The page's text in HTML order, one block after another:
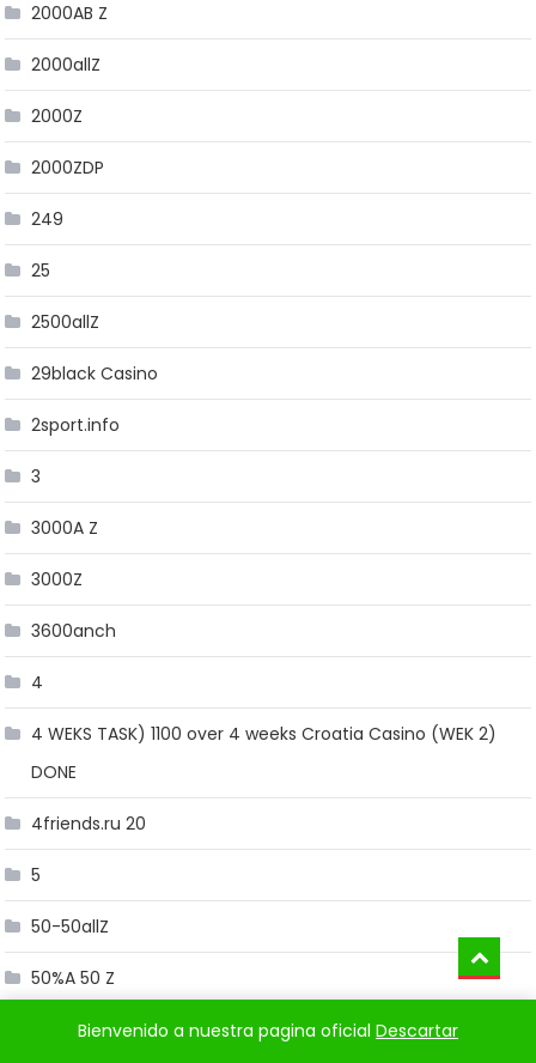
2000AB Z
2000allZ
2000Z
2000ZDP
249
25
2500allZ
29black Casino
2sport.info
3
3000A Z
3000Z
3600anch
4
4 WEKS TASK) 1100 over 4 weeks Croatia Casino (WEK 2)
DONE
4friends.ru 20
5
50-50allZ
50%A 50 Z
50%A 50B Z
Bienvenido a nuestra pagina oficial Descartar